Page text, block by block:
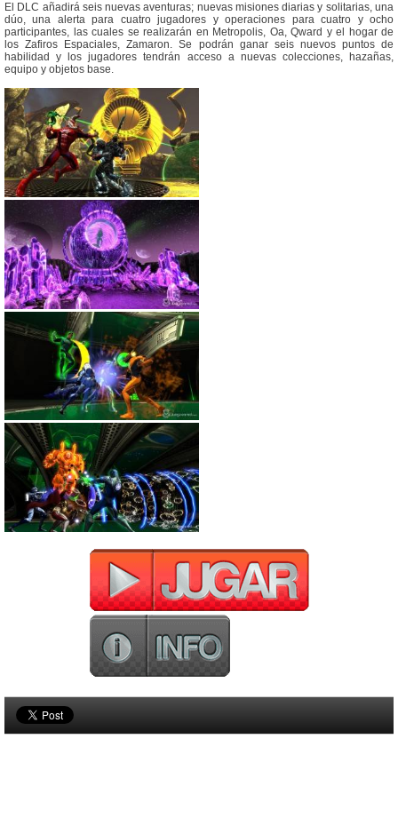
El DLC añadirá seis nuevas aventuras; nuevas misiones diarias y solitarias, una
dúo, una alerta para cuatro jugadores y operaciones para cuatro y ocho
participantes, las cuales se realizarán en Metropolis, Oa, Qward y el hogar de
los Zafiros Espaciales, Zamaron. Se podrán ganar seis nuevos puntos de
habilidad y los jugadores tendrán acceso a nuevas colecciones, hazañas,
equipo y objetos base.